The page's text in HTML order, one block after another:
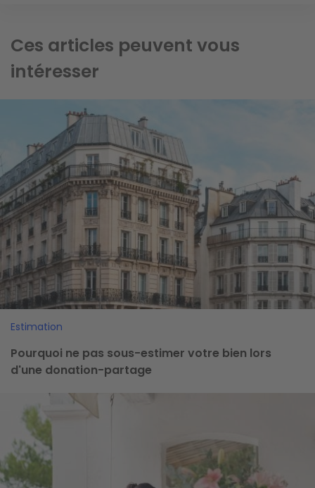
Ces articles peuvent vous
intéresser
Estimation
Pourquoi ne pas sous-estimer votre bien lors
d'une donation-partage